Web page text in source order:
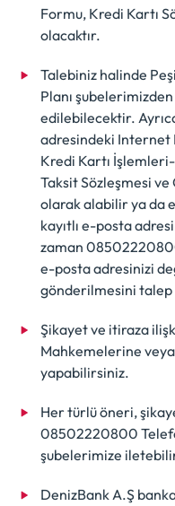
Formu, Kredi Kartı
olacaktır.
Talebiniz halinde
Planı
edilebilecektir.
adresindeki Internet
Kredi Kartı
Taksit Sözleşmesi ve
olarak alabilir ya da
kayıtlı e-posta
zaman 08502220800
e-posta adresinizi
gönderilmesini
Şikayet ve itiraza
Mahkemelerine
yapabilirsiniz.
Her türlü öneri,
08502220800
şubelerimize
DenizBank A.Ş